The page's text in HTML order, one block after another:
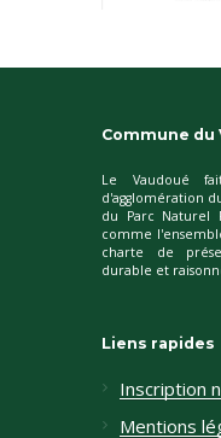
Commune du
Le Vaudoué
d'agglomération
du Parc Naturel
comme
charte de
durable et
Liens rapides
Inscription
Mentions